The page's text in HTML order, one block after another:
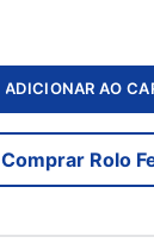
ADICIONAR AO
Comprar Rolo